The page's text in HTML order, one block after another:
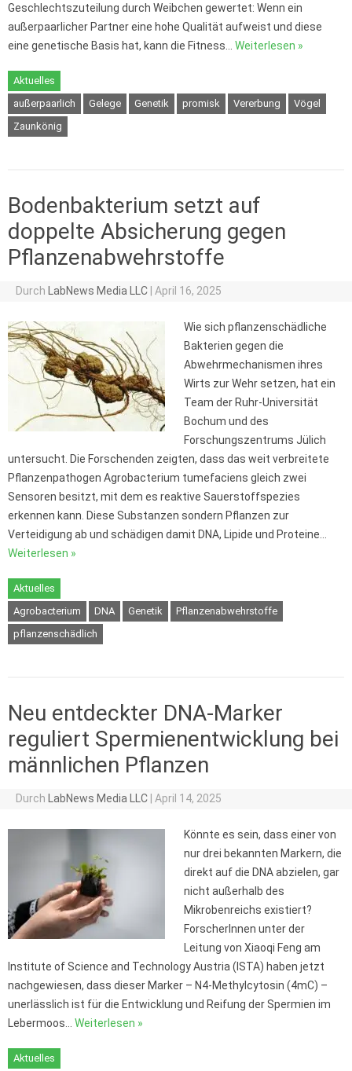
Geschlechtszuteilung durch Weibchen gewertet: Wenn ein
außerpaarlicher Partner eine hohe Qualität aufweist und diese
eine genetische Basis hat, kann die Fitness… Weiterlesen »
Aktuelles
außerpaarlich
Gelege Genetik promisk Vererbung
Vögel
Zaunkönig
Bodenbakterium setzt auf
doppelte Absicherung gegen
Pflanzenabwehrstoffe
Durch LabNews Media LLC April 16, 2025
Wie sich pflanzenschädliche
Bakterien gegen die
Abwehrmechanismen ihres
Wirts zur Wehr setzen, hat ein
Team der Ruhr-Universität
Bochum und des
Forschungszentrums Jülich
untersucht. Die Forschenden zeigten, dass das weit verbreitete
Pflanzenpathogen Agrobacterium tumefaciens gleich zwei
Sensoren besitzt, mit dem es reaktive Sauerstoffspezies
erkennen kann. Diese Substanzen sondern Pflanzen zur
Verteidigung ab und schädigen damit DNA, Lipide und Proteine…
Weiterlesen »
Aktuelles
Agrobacterium
DNA Genetik
Pflanzenabwehrstoffe
pflanzenschädlich
Neu entdeckter DNA-Marker
reguliert Spermienentwicklung bei
männlichen Pflanzen
Durch LabNews Media LLC April 14, 2025
Könnte es sein, dass einer von
nur drei bekannten Markern, die
direkt auf die DNA abzielen, gar
nicht außerhalb des
Mikrobenreichs existiert?
ForscherInnen unter der
Leitung von Xiaoqi Feng am
Institute of Science and Technology Austria (ISTA) haben jetzt
nachgewiesen, dass dieser Marker – N4-Methylcytosin (4mC) –
unerlässlich ist für die Entwicklung und Reifung der Spermien im
Lebermoos… Weiterlesen »
Aktuelles